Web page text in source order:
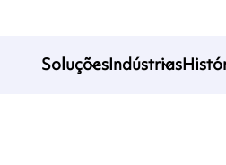
SoluçõesIndústrias